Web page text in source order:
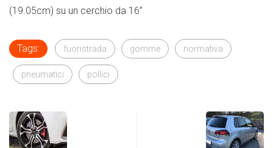
(19.05cm) su un cerchio da 16”
Tags: fuoristrada gomme normativa
pneumatici pollici